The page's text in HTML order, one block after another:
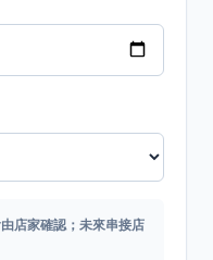
店家確認；未來串接店